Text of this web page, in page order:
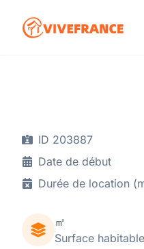
ID 203887
Date de début
Durée de location
㎡
Surface habitable